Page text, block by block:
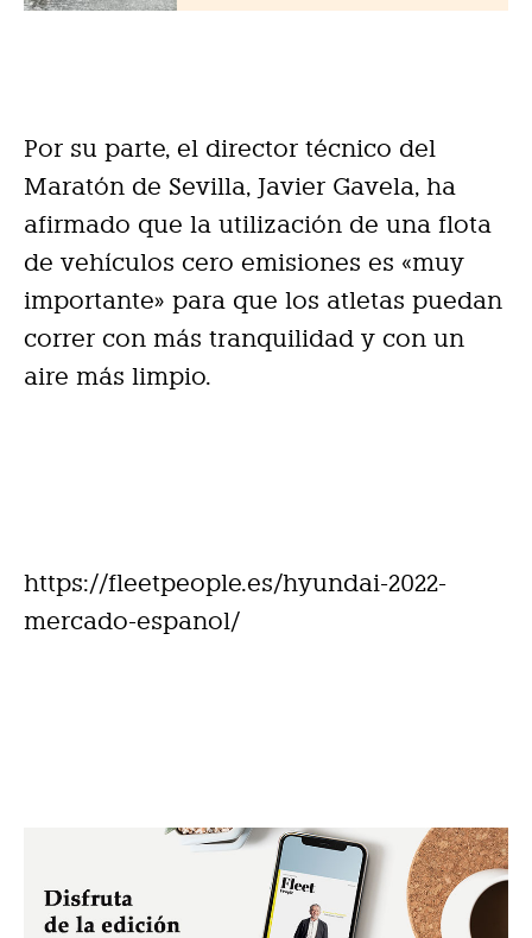
Por su parte, el director técnico del
Maratón de Sevilla, Javier Gavela, ha
afirmado que la utilización de una flota
de vehículos cero emisiones es «muy
importante» para que los atletas puedan
correr con más tranquilidad y con un
aire más limpio.
https://fleetpeople.es/hyundai-2022-
mercado-espanol/